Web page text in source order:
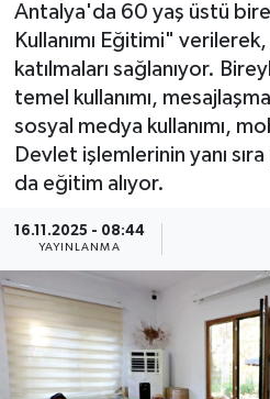
Antalya'da 60 yaş üstü
Kullanımı Eğitimi"
katılmaları sağlanıyor.
temel kullanımı,
sosyal medya kullanımı,
Devlet işlemlerinin yanı
da eğitim alıyor.
16.11.2025 - 08:44
YAYINLANMA
Ekonomi
Genel
Görüntülü Haber
Güncel
Kültür & Sanat
Magazin
Resmi İlan
Tüm Manşetler
Son Dakika Haberleri
Haber Arşivi